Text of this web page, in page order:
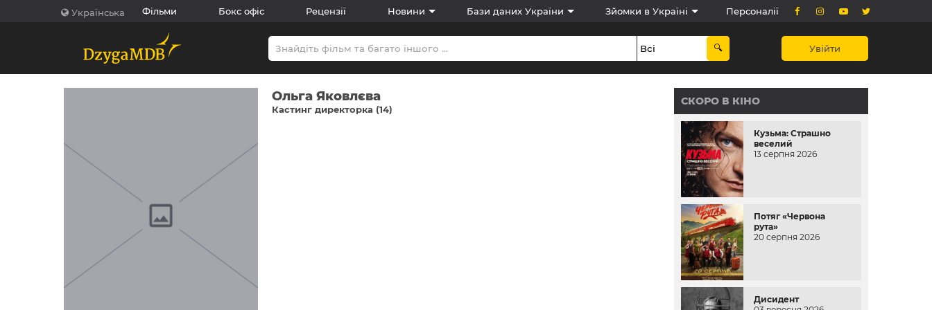
Українська Фільми Бокс офіс Рецензії Новини Бази даних України Зйомки в Україні Персоналії
Увійти
Ольга Яковлєва
Кастинг директорка (14)
СКОРО В КІНО
Кузьма: Страшно
веселий
13 серпня 2026
Потяг «Червона
рута»
20 серпня 2026
Дисидент